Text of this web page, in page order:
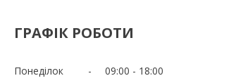
ГРАФІК РОБОТИ
Понеділок 09:00
18:00